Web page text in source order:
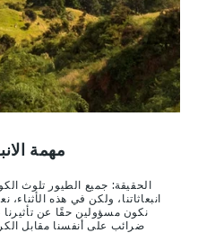
مهمة
الحقيقة: جميع الطيور تلوث
انبعاثاتنا، ولكن في هذه
نكون مسؤولين حقًا عن
ضرائب على أنفسنا مقابل